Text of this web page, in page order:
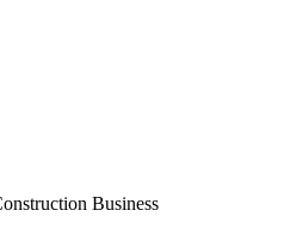
Business